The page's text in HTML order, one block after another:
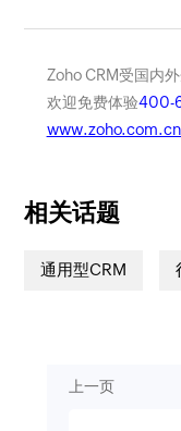
Zoho CRM受国内
欢迎免费体验400-
相关话题
通用型CRM
上一页